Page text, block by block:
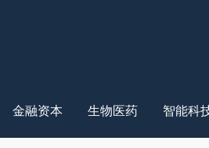
金融资本 生物医药 智能科